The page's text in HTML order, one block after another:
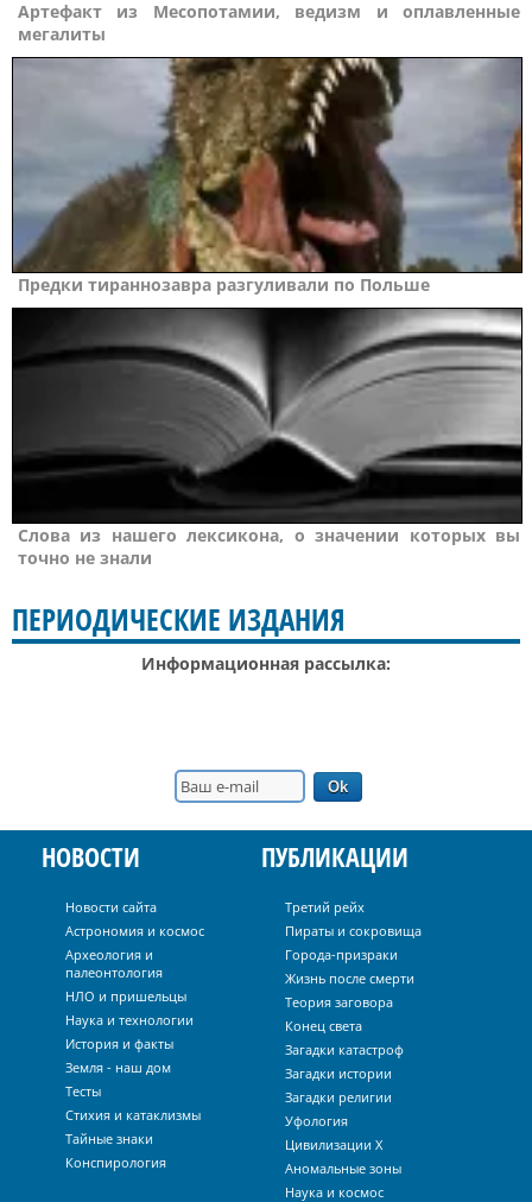
Артефакт из Месопотамии, ведизм и оплавленные
мегалиты
Предки тираннозавра разгуливали по Польше
Слова из нашего лексикона, о значении которых вы
точно не знали
ПЕРИОДИЧЕСКИЕ ИЗДАНИЯ
Информационная рассылка:
НОВОСТИ
Новости сайта
Астрономия и космос
Археология и
палеонтология
НЛО и пришельцы
Наука и технологии
История и факты
Земля - наш дом
Тесты
Стихия и катаклизмы
Тайные знаки
Конспирология
ПУБЛИКАЦИИ
Третий рейх
Пираты и сокровища
Города-призраки
Жизнь после смерти
Теория заговора
Конец света
Загадки катастроф
Загадки истории
Загадки религии
Уфология
Цивилизации Х
Аномальные зоны
Наука и космос